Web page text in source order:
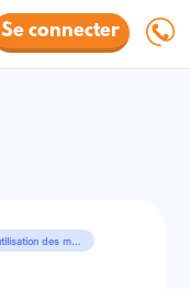
Se connecter
Les ordures ménagères issues de l'utilisation des matières organiques